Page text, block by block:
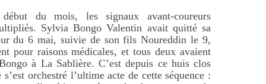
du mois, les signaux avant-coureurs
Sylvia Bongo Valentin avait quitté sa
du 6 mai, suivie de son fils Noureddin le 9,
pour raisons médicales, et tous deux avaient
à La Sablière. C’est depuis ce huis clos
orchestré l’ultime acte de cette séquence :